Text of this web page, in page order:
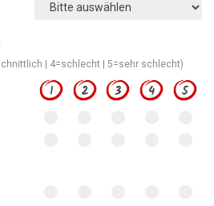
Bewerten
| 4=schlecht | 5=sehr schlecht)
1 2 3 4 5